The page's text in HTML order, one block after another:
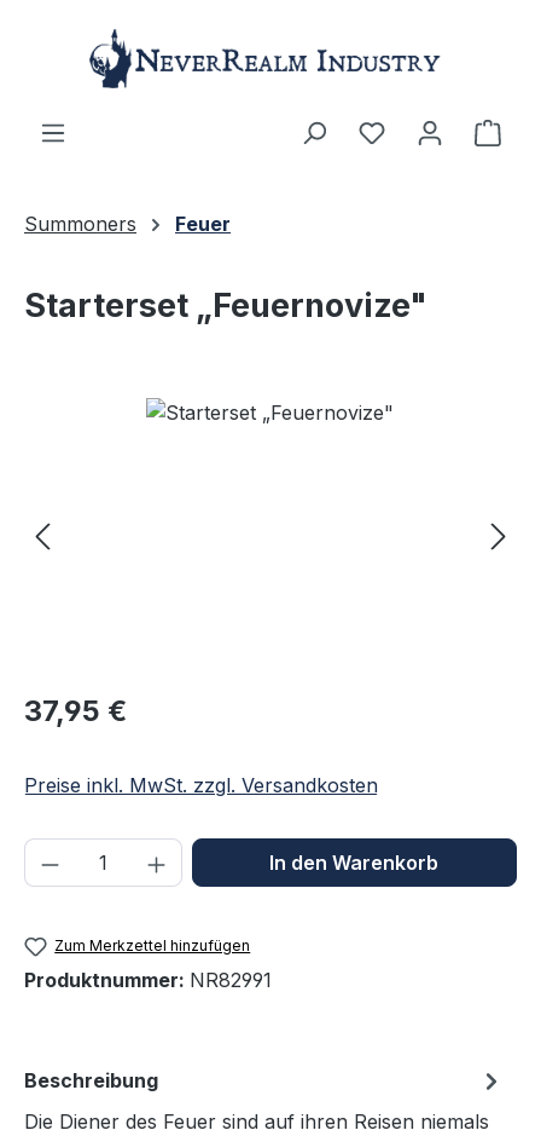
Zum Hauptinhalt springen
Summoners Feuer
Starterset „Feuernovize"
Bildergalerie überspringen
Regulärer Preis:
37,95 €
Preise inkl. MwSt. zzgl. Versandkosten
Produkt Anzahl: Gib denIn den Warenkorb
Zum Merkzettel hinzufügen
Produktnummer: NR82991
Beschreibung
Die Diener des Feuer sind auf ihren Reisen niemals